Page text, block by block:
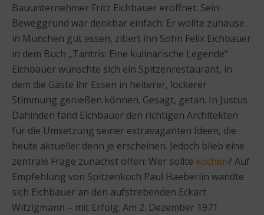
Bauunternehmer Fritz Eichbauer eröffnet. Sein
Beweggrund war denkbar einfach: Er wollte zuhause
in München gut essen, zitiert ihn Sohn Felix Eichbauer
in dem Buch „Tantris: Eine kulinarische Legende“.
Eichbauer wünschte sich ein Spitzenrestaurant, in
dem die Gäste ihr Essen in heiterer, lockerer
Stimmung genießen können. Gesagt, getan. In Justus
Dahinden fand Eichbauer den richtigen Architekten
für die Umsetzung seiner extravaganten Ideen, die
heute aktueller denn je erscheinen. Jedoch blieb eine
zentrale Frage zunächst offen: Wer sollte kochen? Auf
Empfehlung von Spitzenkoch Paul Haeberlin wandte
sich Eichbauer an den aufstrebenden Eckart
Witzigmann – mit Erfolg. Am 2. Dezember 1971